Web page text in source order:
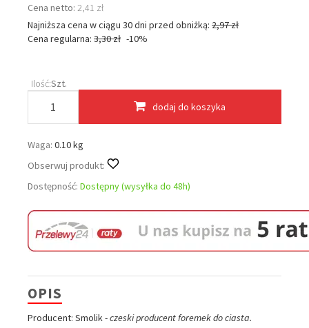
Cena netto: 2,41 zł
Najniższa cena w ciągu 30 dni przed obniżką: 2,97 zł
Cena regularna: 3,30 zł -10%
Ilość:Szt.
dodaj do koszyka
Waga: 0.10 kg
Obserwuj produkt:
Dostępność: Dostępny (wysyłka do 48h)
OPIS
Producent: Smolik -czeski producent foremek do ciasta.